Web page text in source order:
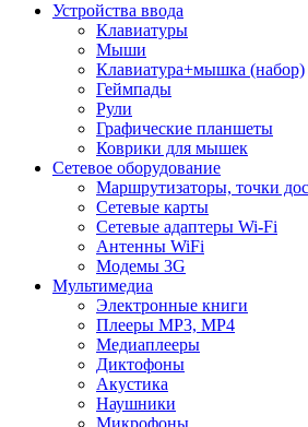
Устройства ввода
Клавиатуры
Мыши
Клавиатура+мышка (набор)
Геймпады
Рули
Графические планшеты
Коврики для мышек
Сетевое оборудование
Маршрутизаторы, точки
Сетевые карты
Сетевые адаптеры Wi-Fi
Антенны WiFi
Модемы 3G
Мультимедиа
Электронные книги
Плееры MP3, MP4
Медиаплееры
Диктофоны
Акустика
Наушники
Микрофоны